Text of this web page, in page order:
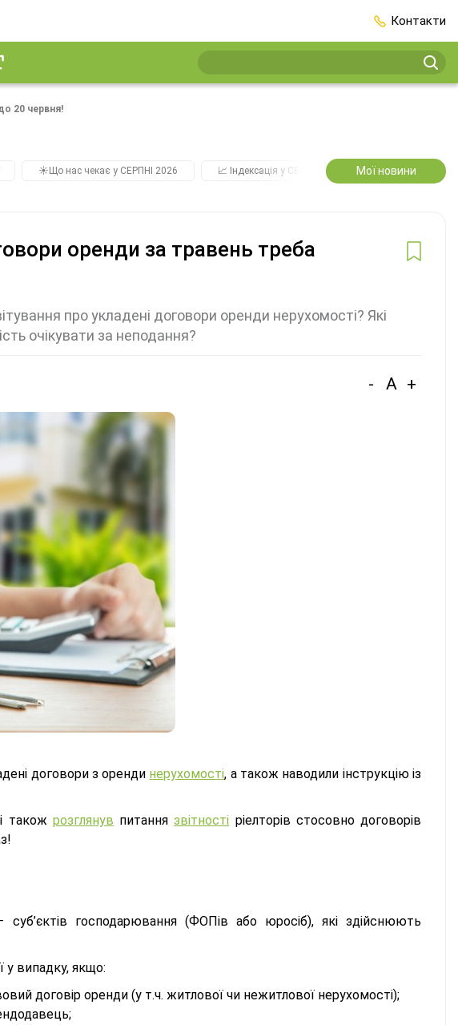
Контакти
20 червня!
☀️Що нас чекає у СЕРПНІ 2026 📈 Індексація у СЕРПНІ 2️⃣0️⃣2️⃣7️⃣ Усі
Мої новини
оренди за травень треба
про укладені договори оренди нерухомості? Які
очікувати за неподання?
- A +
договори з оренди нерухомості, а також наводили інструкцію із
також розглянув питаннязвітності ріелторів стосовно договорів
суб’єктів господарювання (ФОПів або юросіб), які здійснюють
у випадку, якщо:
договір оренди (у т.ч. житлової чи нежитлової нерухомості);